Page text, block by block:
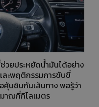
วยประหยัดน้ำมันได้อย่าง
ละพฤติกรรมการขับขี่
คุ้นชินกันเส้นทาง พอรู้ว่า
าณกี่กิโลเมตร